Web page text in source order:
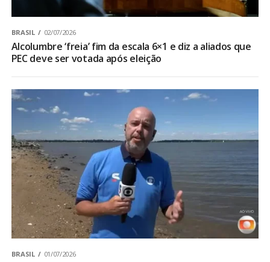
BRASIL 02/07/2026
Alcolumbre ‘freia’ fim da escala 6×1 e diz a aliados que
PEC deve ser votada após eleição
BRASIL 01/07/2026